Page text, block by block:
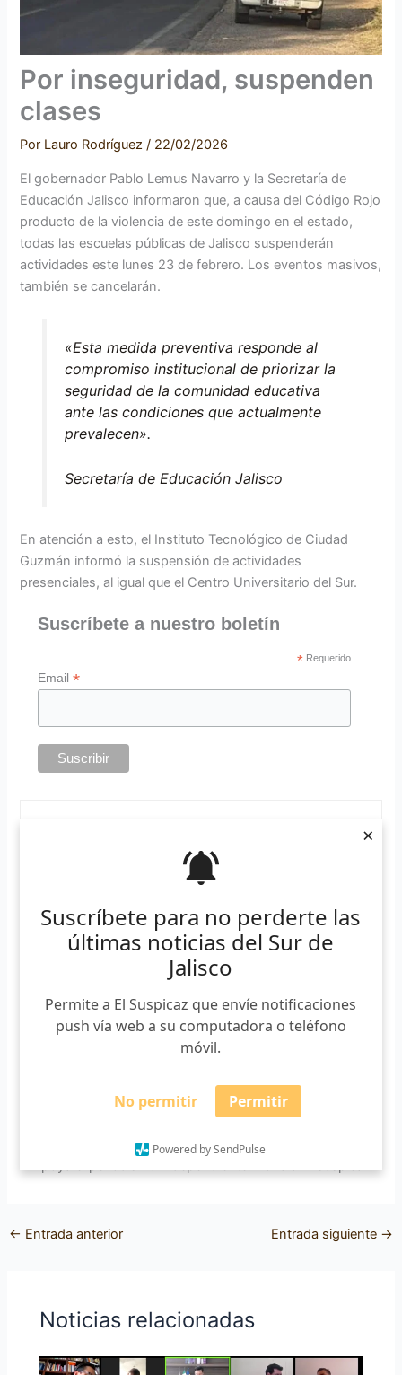
Suscríbete para no perderte las
últimas noticias del Sur de
Jalisco
Permite a El Suspicaz que envíe notificaciones
push vía web a su computadora o teléfono
móvil.
No permitir Permitir
Powered by SendPulse
×
Por inseguridad, suspenden
clases
Por Lauro Rodríguez/ 22/02/2026
El gobernador Pablo Lemus Navarro y la Secretaría de
Educación Jalisco informaron que, a causa del Código Rojo
producto de la violencia de este domingo en el estado,
todas las escuelas públicas de Jalisco suspenderán
actividades este lunes 23 de febrero. Los eventos masivos,
también se cancelarán.
«Esta medida preventiva responde al
compromiso institucional de priorizar la
seguridad de la comunidad educativa
ante las condiciones que actualmente
prevalecen».
Secretaría de Educación Jalisco
En atención a esto, el Instituto Tecnológico de Ciudad
Guzmán informó la suspensión de actividades
presenciales, al igual que el Centro Universitario del Sur.
Suscríbete a nuestro boletín
* Requerido
Email*
Lauro Rodríguez
Periodista egresado del CUSur. Aficionado por los
deportes, la política y el periodismo. En El Suspicaz funge
como co coordinador. También escribe para NTR
Guadalajara y Letra Fría. Integrante de
← Entrada anterior Entrada siguiente →
Noticias relacionadas